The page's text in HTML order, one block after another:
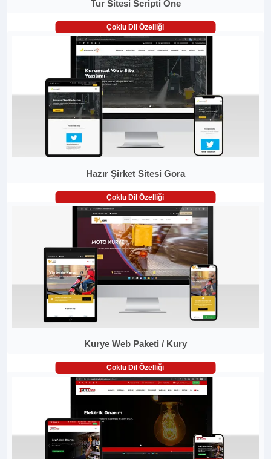
Tur Sitesi Scripti One
Çoklu Dil Özelliği
Hazır Şirket Sitesi Gora
Çoklu Dil Özelliği
Kurye Web Paketi / Kury
Çoklu Dil Özelliği